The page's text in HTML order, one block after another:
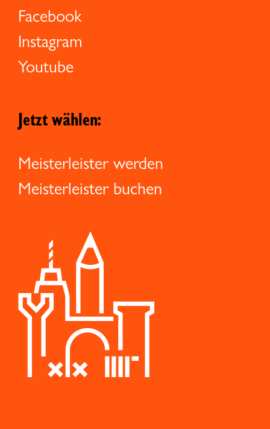
Facebook
Instagram
Youtube
Jetzt wählen:
Meisterleister werden
Meisterleister buchen